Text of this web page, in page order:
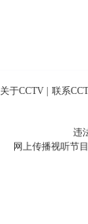
关于CCTV 联系
违
网上传播视听节